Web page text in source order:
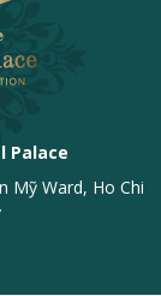
Palace
Mỹ Ward, Ho Chi